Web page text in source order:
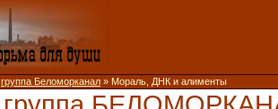
группа Беломорканал » Мораль, ДНК и алименты